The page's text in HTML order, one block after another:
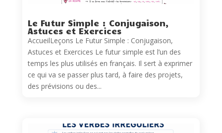
Le Futur Simple : Conjugaison,
Astuces et Exercices
AccueilLeçons Le Futur Simple : Conjugaison,
Astuces et Exercices Le futur simple est l’un des
temps les plus utilisés en français. Il sert à exprimer
ce qui va se passer plus tard, à faire des projets,
des prévisions ou des...